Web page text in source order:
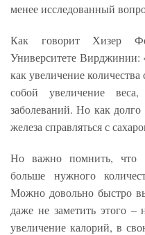
менее исследованный
Как говорит Хизер
Университете
как увеличение
собой увеличение
заболеваний. Но как
железа справляться с
Но важно помнить, что
больше нужного
Можно довольно быстро
даже не заметить этого –
увеличение калорий, в